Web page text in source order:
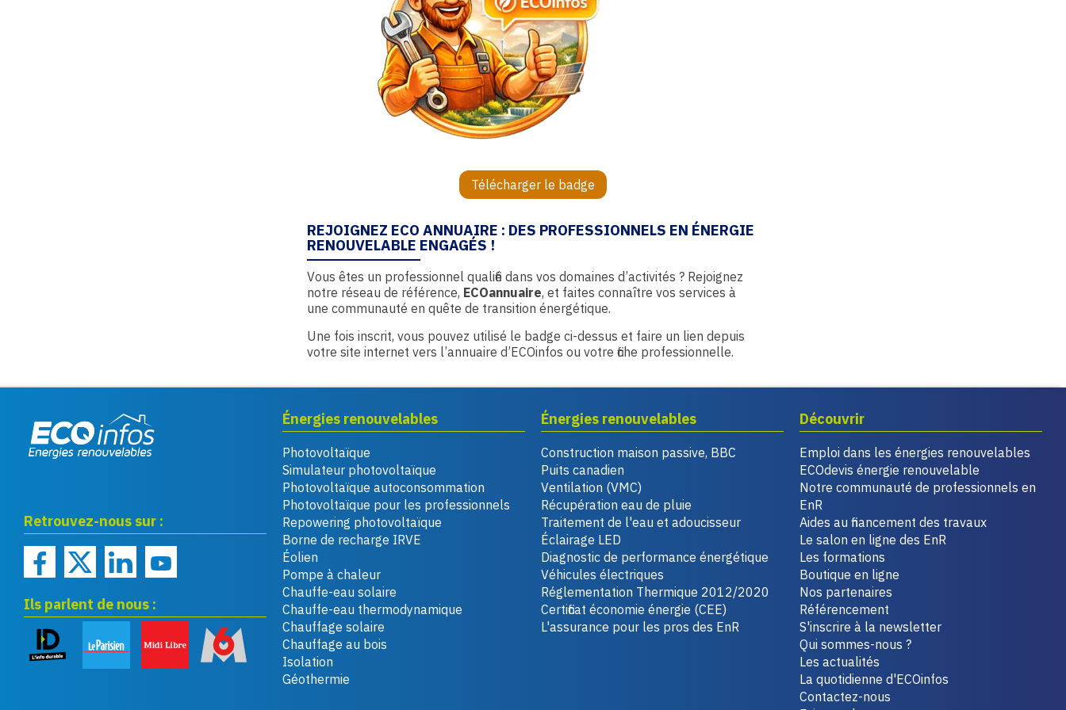
Télécharger le badge
REJOIGNEZ ECO ANNUAIRE : DES PROFESSIONNELS EN ÉNERGIE
RENOUVELABLE ENGAGÉS !
Vous êtes un professionnel qualifié dans vos domaines d’activités ? Rejoignez
notre réseau de référence, ECOannuaire, et faites connaître vos services à
une communauté en quête de transition énergétique.
Une fois inscrit, vous pouvez utilisé le badge ci-dessus et faire un lien depuis
votre site internet vers l’annuaire d’ECOinfos ou votre fiche professionnelle.
Retrouvez-nous sur :
Ils parlent de nous :
Énergies renouvelables
Photovoltaïque
Simulateur photovoltaïque
Photovoltaïque autoconsommation
Photovoltaïque pour les professionnels
Repowering photovoltaïque
Borne de recharge IRVE
Éolien
Pompe à chaleur
Chauffe-eau solaire
Chauffe-eau thermodynamique
Chauffage solaire
Chauffage au bois
Isolation
Géothermie
Énergies renouvelables
Construction maison passive, BBC
Puits canadien
Ventilation (VMC)
Récupération eau de pluie
Traitement de l'eau et adoucisseur
Éclairage LED
Diagnostic de performance énergétique
Véhicules électriques
Réglementation Thermique 2012/2020
Certificat économie énergie (CEE)
L'assurance pour les pros des EnR
Découvrir
Emploi dans les énergies renouvelables
ECOdevis énergie renouvelable
Notre communauté de professionnels en
EnR
Aides au financement des travaux
Le salon en ligne des EnR
Les formations
Boutique en ligne
Nos partenaires
Référencement
S'inscrire à la newsletter
Qui sommes-nous ?
Les actualités
La quotidienne d'ECOinfos
Contactez-nous